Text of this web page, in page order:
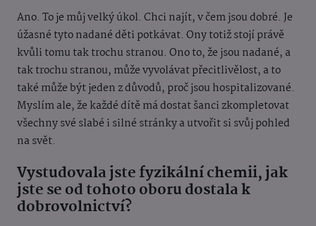
Ano. To je můj velký úkol. Chci najít, v čem jsou dobré. Je
úžasné tyto nadané děti potkávat. Ony totiž stojí právě
kvůli tomu tak trochu stranou. Ono to, že jsou nadané, a
tak trochu stranou, může vyvolávat přecitlivělost, a to
také může být jeden z důvodů, proč jsou hospitalizované.
Myslím ale, že každé dítě má dostat šanci zkompletovat
všechny své slabé i silné stránky a utvořit si svůj pohled
na svět.
Vystudovala jste fyzikální chemii, jak
jste se od tohoto oboru dostala k
dobrovolnictví?